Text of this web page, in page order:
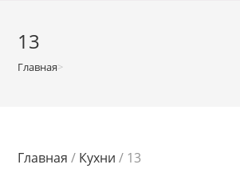
13
Главная>
Главная / Кухни / 13